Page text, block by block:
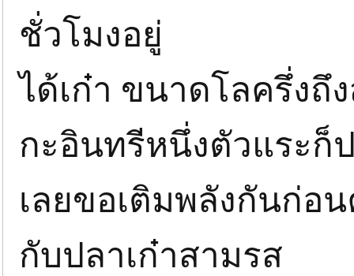
ชั่วโมงอยู่
ได้เก๋า ขนาดโลครึ่งถึ
กะอินทรีหนึ่งตัวแระก็
เลยขอเติมพลังกันก่อ
กับปลาเก๋าสามรส